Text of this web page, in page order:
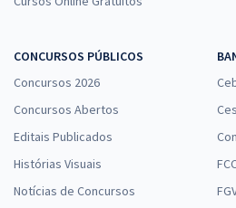
CONCURSOS PÚBLICOS
Concursos 2026
Concursos Abertos
Editais Publicados
Histórias Visuais
Notícias de Concursos